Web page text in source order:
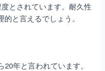
とされています。耐久性
と言えるでしょう。
年と言われています。